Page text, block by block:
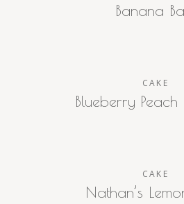
Banana
CAKE
Blueberry
CAKE
Nathan’s